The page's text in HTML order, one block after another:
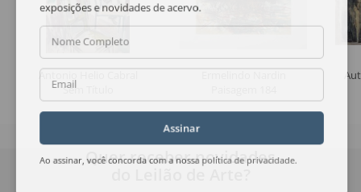
Antonio Helio Cabral
Sem Título
exposições e novidades de acervo.
Nome Completo
Email
Assinar
Ao assinar, você concorda com a nossa política de privacidade
Quer receber novidades